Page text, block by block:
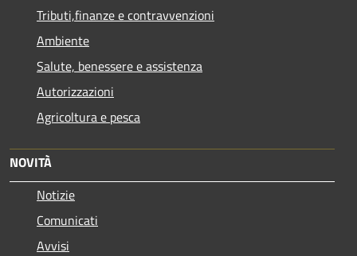
Tributi,finanze e contravvenzioni
Ambiente
Salute, benessere e assistenza
Autorizzazioni
Agricoltura e pesca
NOVITÀ
Notizie
Comunicati
Avvisi